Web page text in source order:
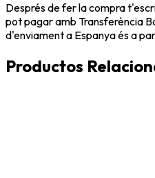
Després de fer la compra
pot pagar amb Transferència
d'enviament a Espanya és a
Productos